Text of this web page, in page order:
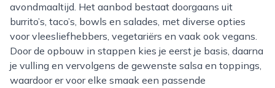
avondmaaltijd. Het aanbod bestaat doorgaans uit
burrito’s, taco’s, bowls en salades, met diverse opties
voor vleesliefhebbers, vegetariërs en vaak ook vegans.
Door de opbouw in stappen kies je eerst je basis, daarna
je vulling en vervolgens de gewenste salsa en toppings,
waardoor er voor elke smaak een passende